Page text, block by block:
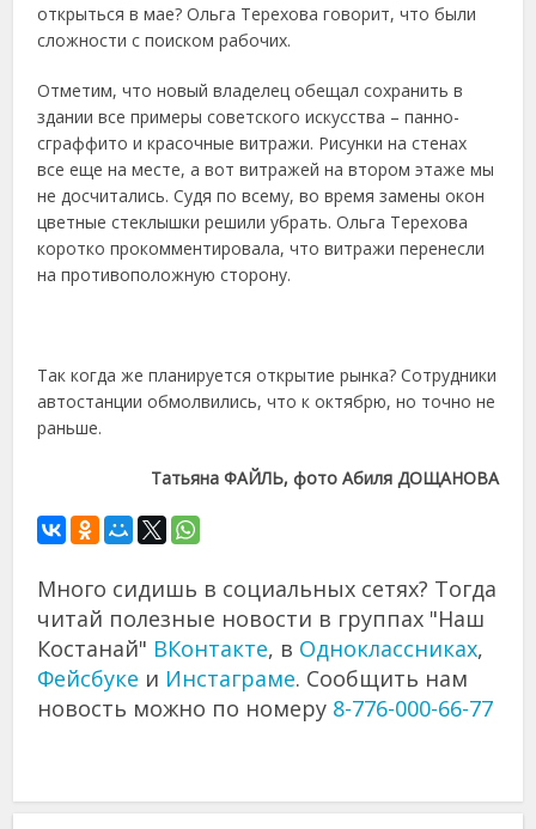
открыться в мае? Ольга Терехова говорит, что были
сложности с поиском рабочих.
Отметим, что новый владелец обещал сохранить в
здании все примеры советского искусства – панно-
сграффито и красочные витражи. Рисунки на стенах
все еще на месте, а вот витражей на втором этаже мы
не досчитались. Судя по всему, во время замены окон
цветные стеклышки решили убрать. Ольга Терехова
коротко прокомментировала, что витражи перенесли
на противоположную сторону.
Так когда же планируется открытие рынка? Сотрудники
автостанции обмолвились, что к октябрю, но точно не
раньше.
Татьяна ФАЙЛЬ, фото Абиля ДОЩАНОВА
Много сидишь в социальных сетях? Тогда
читай полезные новости в группах "Наш
Костанай" ВКонтакте, в Одноклассниках,
Фейсбуке и Инстаграме. Сообщить нам
новость можно по номеру 8-776-000-66-77